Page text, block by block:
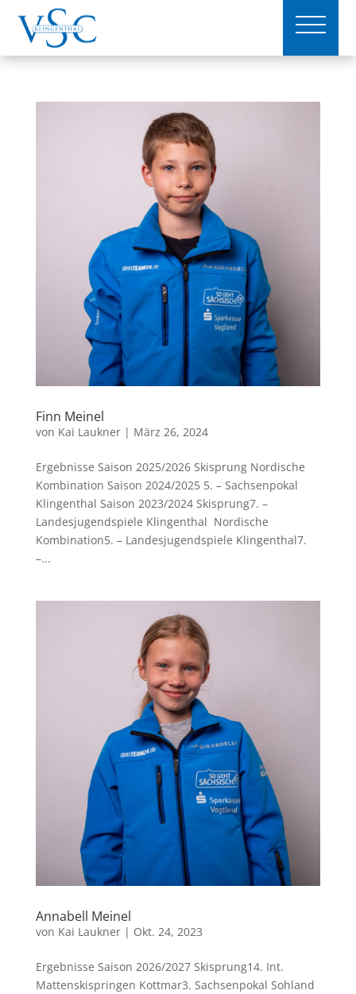
Finn Meinel
von Kai Laukner| März 26, 2024
Ergebnisse Saison 2025/2026 Skisprung Nordische
Kombination Saison 2024/2025 5. – Sachsenpokal
Klingenthal Saison 2023/2024 Skisprung7. –
Landesjugendspiele Klingenthal Nordische
Kombination5. – Landesjugendspiele Klingenthal7.
–...
Annabell Meinel
von Kai Laukner| Okt. 24, 2023
Ergebnisse Saison 2026/2027 Skisprung14. Int.
Mattenskispringen Kottmar3. Sachsenpokal Sohland